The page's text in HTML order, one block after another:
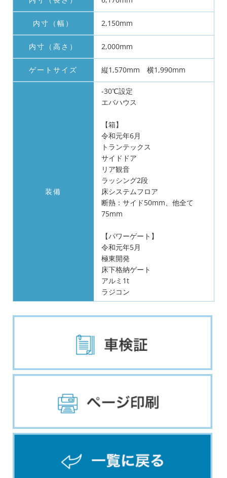
内寸（幅） 2,150mm
内寸（高さ） 2,000mm
ゲートサイズ 縦1,570mm 横1,990mm
装備
-30℃設定
エバハウス
【箱】
令和元年6月
トランテックス
サイドドア
リア観音
ラッシング2段
床システムフロア
断熱：サイド50mm、他全て
75mm
【パワーゲート】
令和元年5月
極東開発
床下格納ゲート
アルミ1t
ラジコン